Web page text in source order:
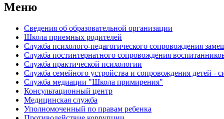
Меню
Сведения об образовательной организации
Школа приемных родителей
Служба психолого-педагогического сопровождения
Cлужба постинтернатного сопровождения
Служба практической психологии
Служба семейного устройства и сопровождения детей -
Служба медиации "Школа примирения"
Консультационный центр
Медицинская служба
Уполномоченный по правам ребенка